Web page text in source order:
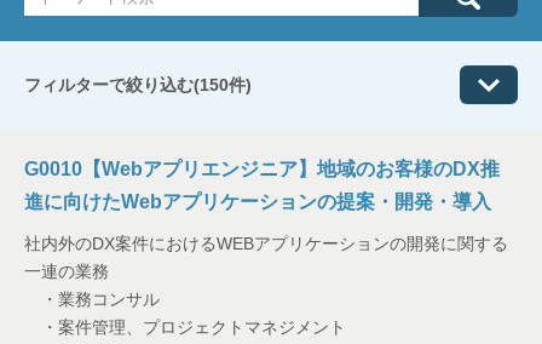
フィルターで絞り込む(150件)
企画／開発
販売・コンサルティング
マーケティング
G0010【Webアプリエンジニア】地域のお客様のDX推
進に向けたWebアプリケーションの提案・開発・導入
社内外のDX案件におけるWEBアプリケーションの開発に関する
一連の業務
・業務コンサル
・案件管理、プロジェクトマネジメント